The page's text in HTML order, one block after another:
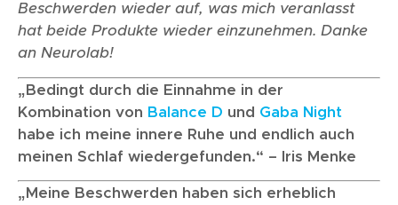
Beschwerden wieder auf, was mich veranlasst
hat beide Produkte wieder einzunehmen. Danke
an Neurolab!
„Bedingt durch die Einnahme in der
Kombination von Balance D und Gaba Night
habe ich meine innere Ruhe und endlich auch
meinen Schlaf wiedergefunden.“ – Iris Menke
„Meine Beschwerden haben sich erheblich